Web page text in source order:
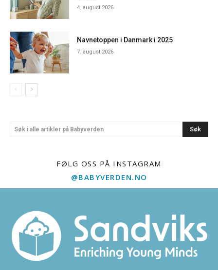
4. august 2026
Navnetoppen i Danmark i 2025
7. august 2026
Søk i alle artikler på Babyverden Søk
FØLG OSS PÅ INSTAGRAM
@BABYVERDEN.NO